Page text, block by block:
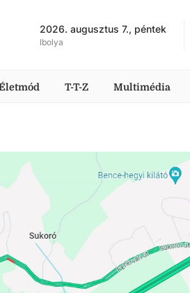
2026. augusztus 7., péntek
Ibolya
T-T-Z Multimédia